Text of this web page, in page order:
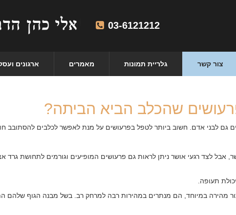
03-6121212
ארגונים מאמרים גלריית תמונות צור קשר
שהכלב הביא הביתה?
גם לבני אדם. חשוב ביותר לטפל בפרעושים על מנת לאפשר לכלבים להסתובב
אבל לצד רגעי אושר ניתן לראות גם פרעושים המופיעים וגורמים לתחושת גרד
תעופה.
מהירה במיוחד, הם מנתרים במהירות רבה למרחק רב. בשל מבנה הגוף שלהם